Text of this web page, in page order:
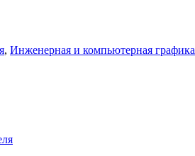
, Инженерная и компьютерная графика